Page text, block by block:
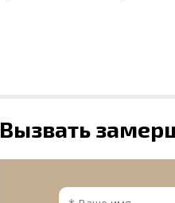
Вызвать